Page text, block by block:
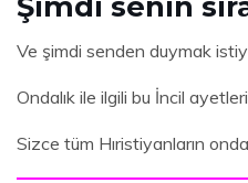
Ve şimdi senden duymak
Ondalık ile ilgili bu İncil
Sizce tüm Hıristiyanların